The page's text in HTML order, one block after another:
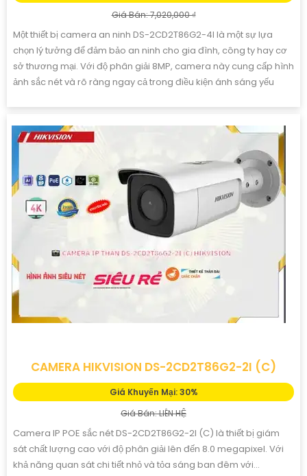
Giá Bán: 7,020,000 ₫
Một thiết bị camera an ninh DS-2CD2T86G2-4I là một sự lựa
chọn lý tưởng để đảm bảo an ninh cho gia đình, công ty hay cơ
sở thương mại. Với độ phân giải 8MP, camera này cung cấp hình
ảnh sắc nét và rõ ràng ngay cả trong điều kiện ánh sáng yếu
CAMERA HIKVISION DS-2CD2T86G2-2I (C)
Giá Khuyến Mại: 30%
Giá Bán: LIÊN HỆ
Camera IP POE sắc nét DS-2CD2T86G2-2I (C) là thiết bị giám
sát chất lượng cao với độ phân giải lên đến 8.0 megapixel. Với
khả năng quan sát chi tiết nhỏ và tỏa sáng ban đêm với...